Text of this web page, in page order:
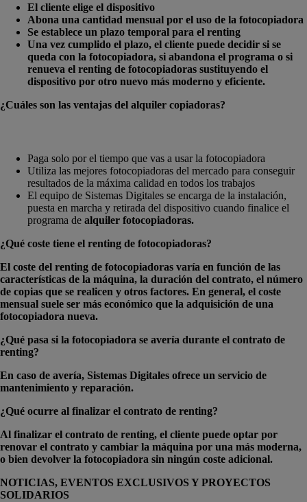
El cliente elige el dispositivo
Abona una cantidad mensual por el uso de la fotocopiadora
Se establece un plazo temporal para el renting
Una vez cumplido el plazo, el cliente puede decidir si se
queda con la fotocopiadora, si abandona el programa o si
renueva el renting de fotocopiadoras sustituyendo el
dispositivo por otro nuevo más moderno y eficiente.
¿Cuáles son las ventajas del alquiler copiadoras?
Paga solo por el tiempo que vas a usar la fotocopiadora
Utiliza las mejores fotocopiadoras del mercado para conseguir
resultados de la máxima calidad en todos los trabajos
El equipo de Sistemas Digitales se encarga de la instalación,
puesta en marcha y retirada del dispositivo cuando finalice el
programa de alquiler fotocopiadoras.
¿Qué coste tiene el renting de fotocopiadoras?
El coste del renting de fotocopiadoras varía en función de las
características de la máquina, la duración del contrato, el número
de copias que se realicen y otros factores. En general, el coste
mensual suele ser más económico que la adquisición de una
fotocopiadora nueva.
¿Qué pasa si la fotocopiadora se avería durante el contrato de
renting?
En caso de avería, Sistemas Digitales ofrece un servicio de
mantenimiento y reparación.
¿Qué ocurre al finalizar el contrato de renting?
Al finalizar el contrato de renting, el cliente puede optar por
renovar el contrato y cambiar la máquina por una más moderna,
o bien devolver la fotocopiadora sin ningún coste adicional.
NOTICIAS, EVENTOS EXCLUSIVOS Y PROYECTOS
SOLIDARIOS